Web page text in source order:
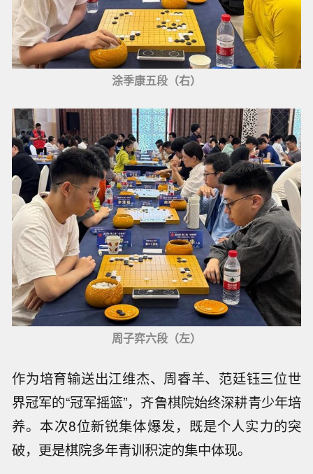
涂季康五段（右）
周子弈六段（左）
作为培育输送出江维杰、周睿羊、范廷钰三位世
界冠军的“冠军摇篮”，齐鲁棋院始终深耕青少年培
养。本次8位新锐集体爆发，既是个人实力的突
破，更是棋院多年青训积淀的集中体现。